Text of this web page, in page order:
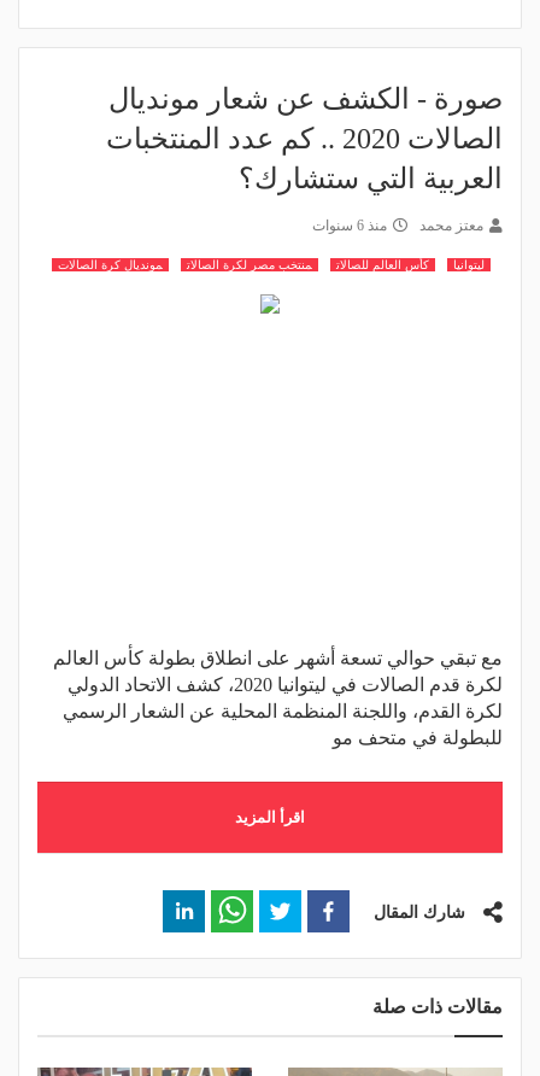
صورة - الكشف عن شعار مونديال
الصالات 2020 .. كم عدد المنتخبات
العربية التي ستشارك؟
معتز محمد منذ 6 سنوات
ليتوانيا كأس العالم للصالات منتخب مصر لكرة الصالات مونديال كرة الصالات
مع تبقي حوالي تسعة أشهر على انطلاق بطولة كأس العالم
لكرة قدم الصالات في ليتوانيا 2020، كشف الاتحاد الدولي
لكرة القدم، واللجنة المنظمة المحلية عن الشعار الرسمي
للبطولة في متحف مو
اقرأ المزيد
شارك المقال
مقالات ذات صلة